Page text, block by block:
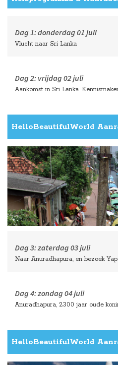
Dag 1:donderdag 01 juli
Vlucht naar Sri Lanka
Dag 2: vrijdag 02 juli
Aankomst in Sri Lanka.
HelloBeautifulWorld
Dag 3:zaterdag 03 juli
Naar Anuradhapura, en bezoek
Dag 4:zondag 04 juli
Anuradhapura, 2300 jaar oude
HelloBeautifulWorld